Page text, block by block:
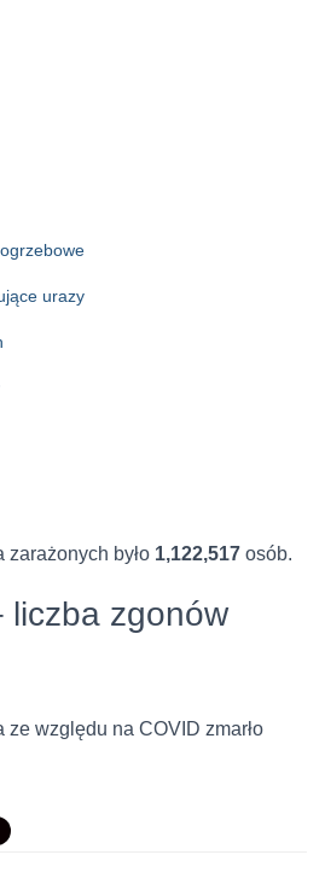
urazy
było 1,122,517 osób.
liczba zgonów
względu na COVID zmarło